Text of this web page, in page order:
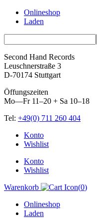
Onlineshop
Laden
Second Hand Records
Leuschnerstraße 3
D-70174 Stuttgart
Öffungszeiten
Mo—Fr 11–20 + Sa 10–18
Tel: +49(0) 711 260 404
Skip
Konto
Wishlist
Konto
Wishlist
Warenkorb
(0)
Onlineshop
Laden